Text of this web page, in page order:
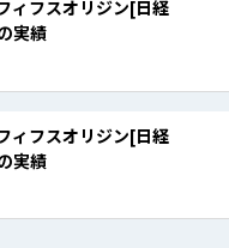
ィフスオリジン[日経
実績
ィフスオリジン[日経
実績